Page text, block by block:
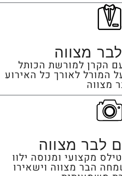
מצווה
הקרן למורשת הכותל
המורל לאורך כל האירוע
מצווה
לבר מצווה
מקצועי ומנוסה ילוו
הבר מצווה וישאירו